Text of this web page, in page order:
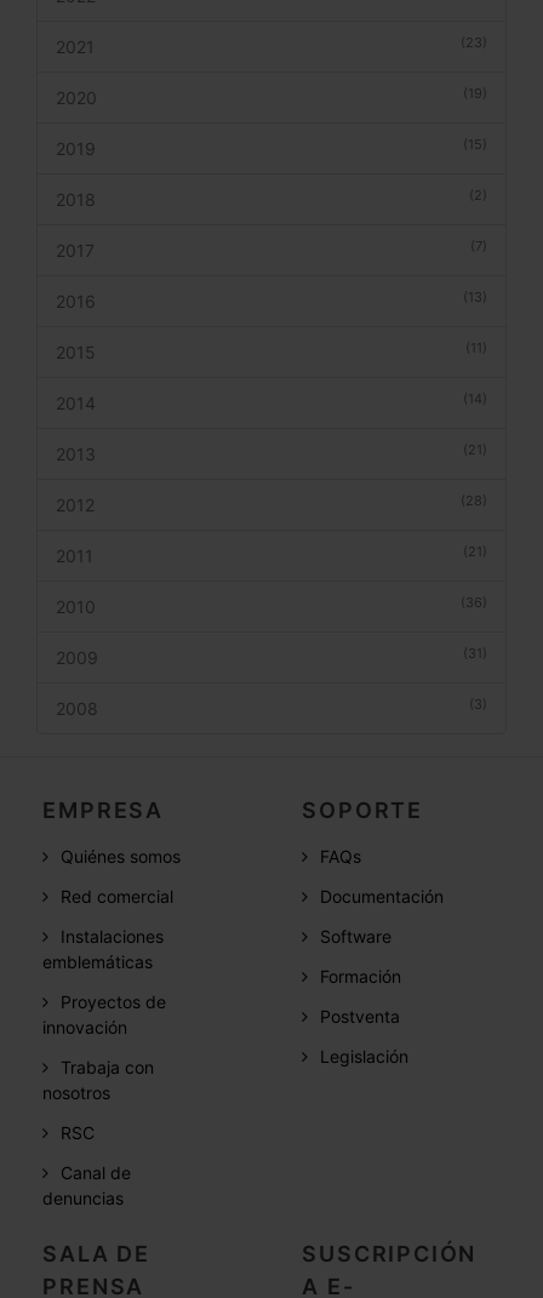
(23)
2021
(19)
2020
(15)
2019
(2)
2018
(7)
2017
(13)
2016
(11)
2015
(14)
2014
(21)
2013
(28)
2012
(21)
2011
(36)
2010
(31)
2009
(3)
2008
EMPRESA
Quiénes somos
Red comercial
Instalaciones
emblemáticas
Proyectos de
innovación
Trabaja con
nosotros
RSC
Canal de
denuncias
SOPORTE
FAQs
Documentación
Software
Formación
Postventa
Legislación
SALA DE
PRENSA
SUSCRIPCIÓN
A E-